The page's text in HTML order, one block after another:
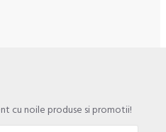
cu noile produse si promotii!